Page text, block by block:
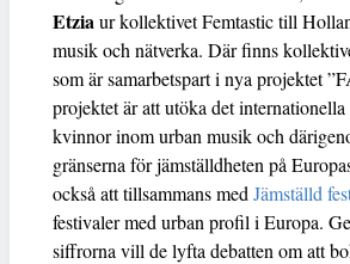
Etziaur kollektivet Femtastic till
musik och nätverka. Där finns
som är samarbetspart i nya projektet
projektet är att utöka det
kvinnor inom urban musik och
gränserna för jämställdheten på
också att tillsammans med Jämställd
festivaler med urban profil i Europa.
siffrorna vill de lyfta debatten om att